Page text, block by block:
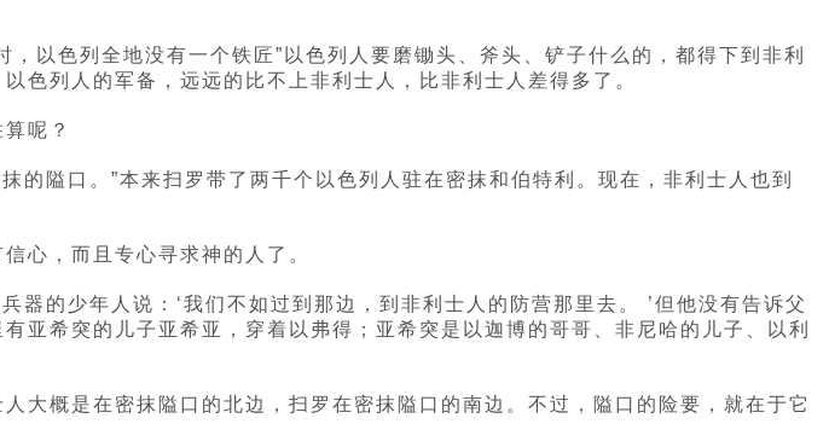
以色列全地没有一个铁匠”以色列人要磨锄头、斧头、铲子什么的，都得下到非利
色列人的军备，远远的比不上非利士人，比非利士人差得多了。
呢？
的隘口。”本来扫罗带了两千个以色列人驻在密抹和伯特利。现在，非利士人也到
心，而且专心寻求神的人了。
的少年人说：‘我们不如过到那边，到非利士人的防营那里去。 ’但他没有告诉父
亚希突的儿子亚希亚，穿着以弗得；亚希突是以迦博的哥哥、非尼哈的儿子、以利
大概是在密抹隘口的北边，扫罗在密抹隘口的南边。不过，隘口的险要，就在于它